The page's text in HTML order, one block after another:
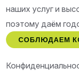
наших услуг и
поэтому даём
СОБЛЮДАЕМ